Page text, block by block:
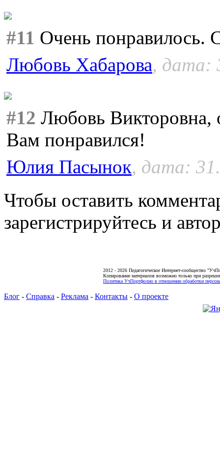
#11 Очень понравилось.
Любовь Хабарова, дата:
#12 Любовь Викторовна,
Вам понравился!
Юлия Пасынок, дата:
Чтобы оставить
зарегистрируйтесь и
2012 - 2026 Педагогическое Интернет-сообщество
Копирование материалов возможно только при
Политика УчПортфолио в отношении обработки
Блог - Справка - Реклама - Контакты - О проекте